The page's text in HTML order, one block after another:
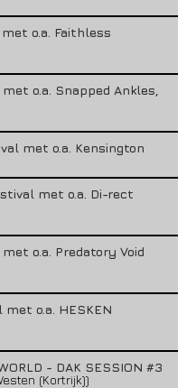
o.a. Faithless
o.a. Snapped Ankles,
met o.a. Kensington
met o.a. Di-rect
o.a. Predatory Void
o.a. HESKEN
- DAK SESSION #3
(Kortrijk))